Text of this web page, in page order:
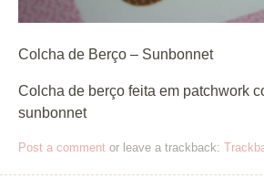
Colcha de Berço – Sunbonnet
Colcha de berço feita em patchwork
sunbonnet
Post a comment or leave a trackback: